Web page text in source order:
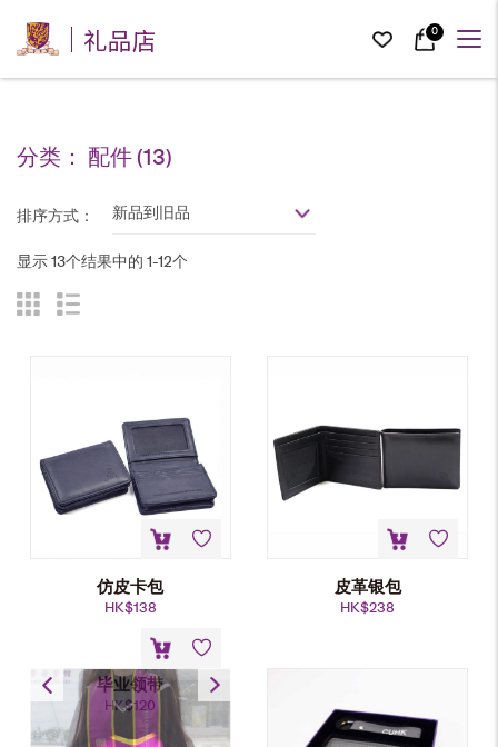
礼品店 0
分类： 配件(13)
排序方式： 新品到旧品
显示 13个结果中的 1-12个
仿皮卡包
HK$138
皮革银包
HK$238
毕业领带
HK$120